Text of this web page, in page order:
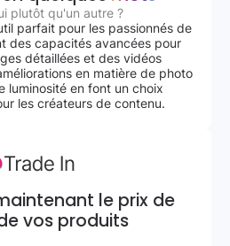
plutôt qu'un autre ?
parfait pour les passionnés de
des capacités avancées pour
détaillées et des vidéos
en matière de photo
luminosité en font un choix
les créateurs de contenu.
le prix de
vos produits